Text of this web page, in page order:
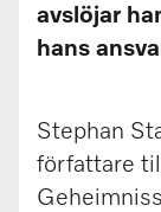
avslöjar
hans
Stephan
författare